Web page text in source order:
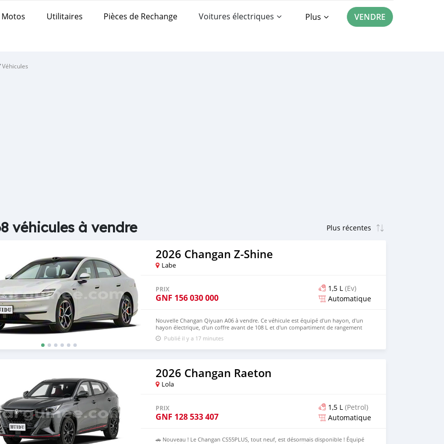
Motos Utilitaires Pièces de Rechange Voitures électriques Plus VENDRE
Véhicules
véhicules à vendre
2026 Changan Z-Shine
Labe
PRIX
GNF 156 030 000
1,5 L (Ev)
Automatique
Nouvelle Changan Qiyuan A06 à vendre. Ce véhicule est équipé d'un hayon, d'un
hayon électrique, d'un coffre avant de 108 L et d'un compartiment de rangement
caché de 81 L. Il est également doté de série d'un système de conduite intelligente
de niveau L2+. Les versions haut de gamme peuvent être équipées en option d'un
lidar (1 lidar sur le toit + 11 caméras + 12 capteurs à ultrasons + 3 radars à ondes
0033 3703
Publié il y a 17 minutes
2026 Changan Raeton
Lola
PRIX
GNF 128 533 407
1,5 L (Petrol)
Automatique
🚗 Nouveau ! Le Changan CS55PLUS, tout neuf, est désormais disponible ! Équipé